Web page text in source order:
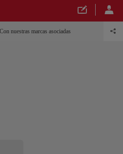
Con nuestras marcas asociadas